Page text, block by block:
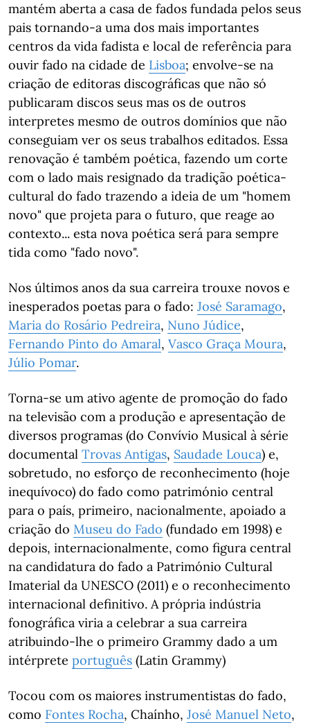
mantém aberta a casa de fados fundada pelos seus
pais tornando-a uma dos mais importantes
centros da vida fadista e local de referência para
ouvir fado na cidade de Lisboa; envolve-se na
criação de editoras discográficas que não só
publicaram discos seus mas os de outros
interpretes mesmo de outros domínios que não
conseguiam ver os seus trabalhos editados. Essa
renovação é também poética, fazendo um corte
com o lado mais resignado da tradição poética-
cultural do fado trazendo a ideia de um "homem
novo" que projeta para o futuro, que reage ao
contexto... esta nova poética será para sempre
tida como "fado novo".
Nos últimos anos da sua carreira trouxe novos e
inesperados poetas para o fado: José Saramago,
Maria do Rosário Pedreira, Nuno Júdice,
Fernando Pinto do Amaral, Vasco Graça Moura,
Júlio Pomar.
Torna-se um ativo agente de promoção do fado
na televisão com a produção e apresentação de
diversos programas (do Convívio Musical à série
documental Trovas Antigas, Saudade Louca) e,
sobretudo, no esforço de reconhecimento (hoje
inequívoco) do fado como património central
para o país, primeiro, nacionalmente, apoiado a
criação do Museu do Fado (fundado em 1998) e
depois, internacionalmente, como figura central
na candidatura do fado a Património Cultural
Imaterial da UNESCO (2011) e o reconhecimento
internacional definitivo. A própria indústria
fonográfica viria a celebrar a sua carreira
atribuindo-lhe o primeiro Grammy dado a um
intérprete português (Latin Grammy)
Tocou com os maiores instrumentistas do fado,
como Fontes Rocha, Chaínho, José Manuel Neto,